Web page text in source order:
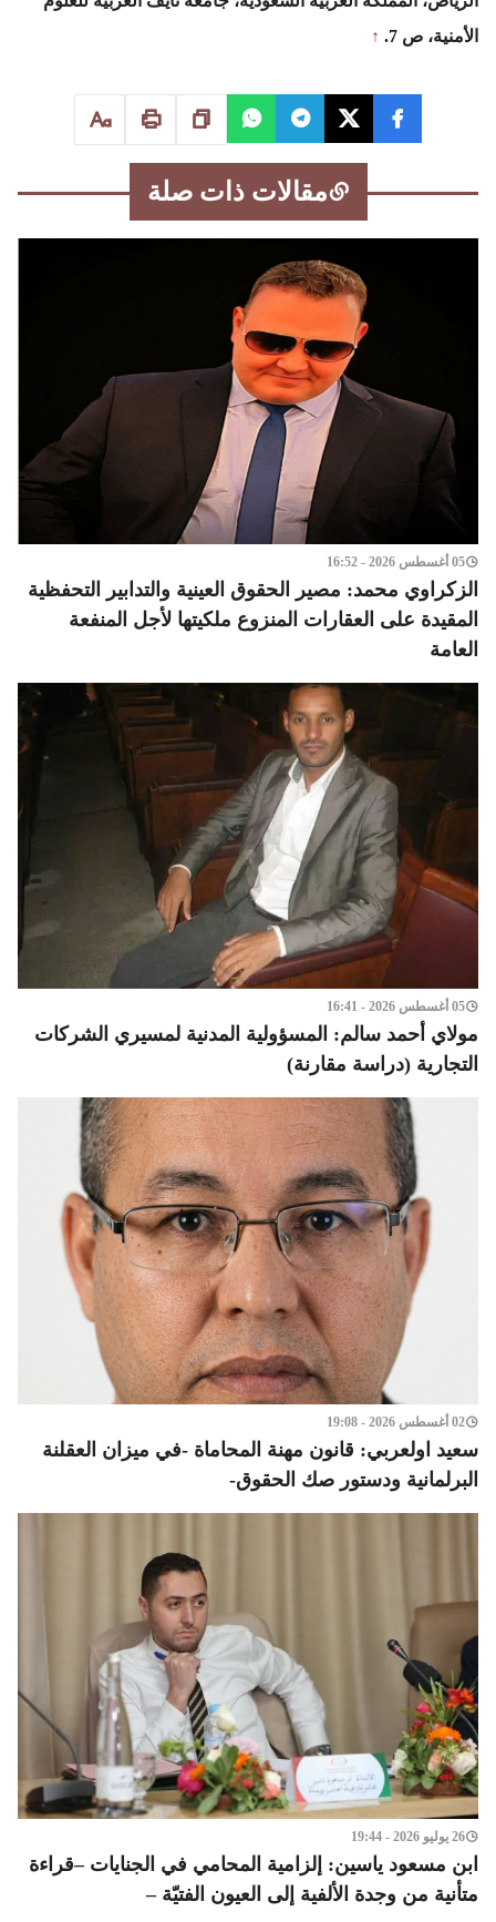
الأمنية، ص 7.
↑
مقالات ذات صلة
05 أغسطس 2026 - 16:52
الزكراوي محمد: مصير الحقوق العينية والتدابير التحفظية
المقيدة على العقارات المنزوع ملكيتها لأجل المنفعة
العامة
05 أغسطس 2026 - 16:41
مولاي أحمد سالم: المسؤولية المدنية لمسيري الشركات
التجارية (دراسة مقارنة)
02 أغسطس 2026 - 19:08
سعيد اولعربي: قانون مهنة المحاماة -في ميزان العقلنة
البرلمانية ودستور صك الحقوق-
26 يوليو 2026 - 19:44
ابن مسعود ياسين: إلزامية المحامي في الجنايات –قراءة
متأنية من وجدة الألفية إلى العيون الفتيّة –